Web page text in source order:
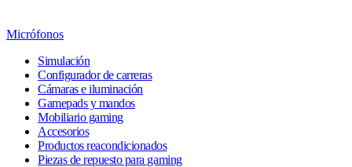
Micrófonos
Simulación
Configurador de carreras
Cámaras e iluminación
Gamepads y mandos
Mobiliario gaming
Accesorios
Productos reacondicionados
Piezas de repuesto para gaming